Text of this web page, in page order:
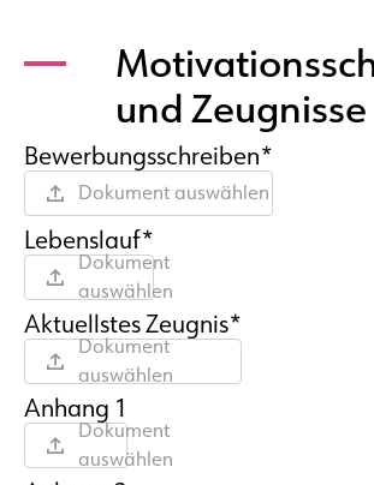
und Zeugnisse
Bewerbungsschreiben*
Dokument auswählen
Lebenslauf*
Dokument
auswählen
Aktuellstes Zeugnis*
Dokument
auswählen
Anhang 1
Dokument
auswählen